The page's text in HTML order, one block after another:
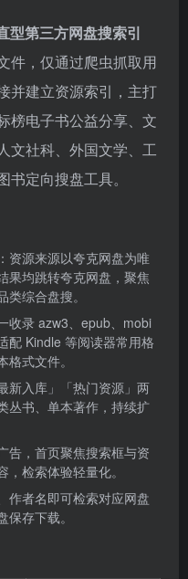
型第三方网盘搜索引
件，仅通过爬虫抓取用
并建立资源索引，主打
榜电子书公益分享、文
文社科、外国文学、工
定向搜盘工具。
资源来源以夸克网盘为唯
果均跳转夸克网盘，聚焦
综合盘搜。
收录 azw3、epub、mobi
配 Kindle 等阅读器常用格
式文件。
新入库」「热门资源」两
丛书、单本著作，持续扩
告，首页聚焦搜索框与资
检索体验轻量化。
作者名即可检索对应网盘
存下载。